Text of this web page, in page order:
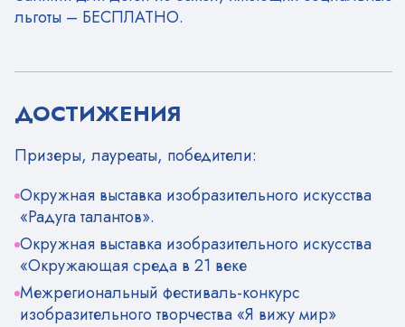
льготы – БЕСПЛАТНО.
ДОСТИЖЕНИЯ
Призеры, лауреаты, победители:
Окружная выставка изобразительного искусства
«Радуга талантов».
Окружная выставка изобразительного искусства
«Окружающая среда в 21 веке
Межрегиональный фестиваль-конкурс
изобразительного творчества «Я вижу мир»